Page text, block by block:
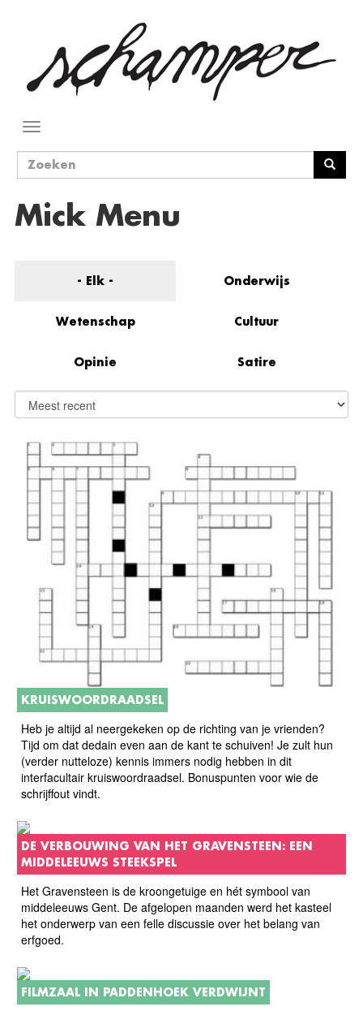
inhoud
Navigatie
Zoekveld
Mick Menu
- Elk - Onderwijs
Wetenschap Cultuur
Opinie Satire
KRUISWOORDRAADSEL
Heb je altijd al neergekeken op de richting van je vrienden?
Tijd om dat dedain even aan de kant te schuiven! Je zult hun
(verder nutteloze) kennis immers nodig hebben in dit
interfacultair kruiswoordraadsel. Bonuspunten voor wie de
schrijffout vindt.
DE VERBOUWING VAN HET GRAVENSTEEN: EEN
MIDDELEEUWS STEEKSPEL
Het Gravensteen is de kroongetuige en hét symbool van
middeleeuws Gent. De afgelopen maanden werd het kasteel
het onderwerp van een felle discussie over het belang van
erfgoed.
FILMZAAL IN PADDENHOEK VERDWIJNT